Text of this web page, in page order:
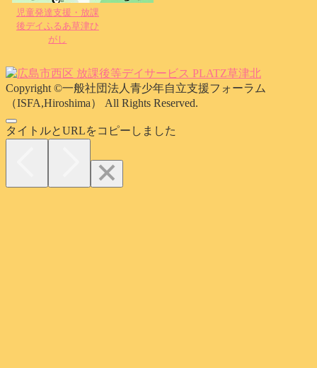
児童発達支援・放課
後デイふるあ草津ひ
がし
Copyright ©一般社団法人青少年自立支援フォーラム
（ISFA,Hiroshima） All Rights Reserved.
タイトルとURLをコピーしました